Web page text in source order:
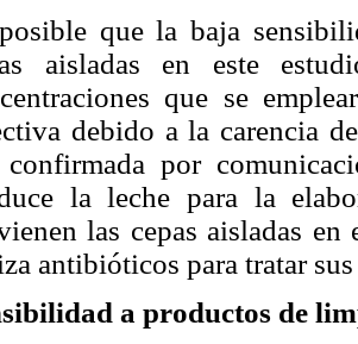
que la baja
aisladas en este
que se
debido a la carencia
por
la leche para la
las cepas aisladas
antibióticos para tratar
a productos de